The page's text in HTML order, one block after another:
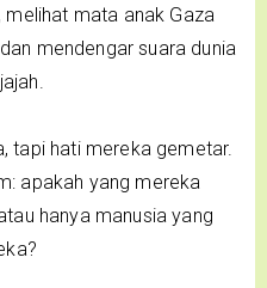
mata anak Gaza
mendengar suara dunia
tapi hati mereka gemetar.
apakah yang mereka
hanya manusia yang